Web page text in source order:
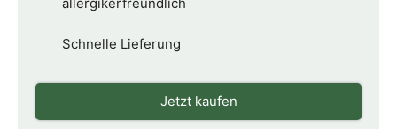
Schnelle Lieferung
Jetzt kaufen